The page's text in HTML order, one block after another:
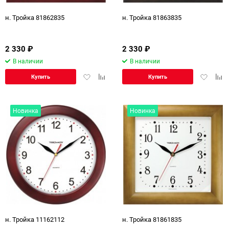
н. Тройка 81862835
2 330 ₽
В наличии
ДобавитьДобавить
Купить
н. Тройка 81863835
2 330 ₽
В наличии
Купить
Новинка
н. Тройка 11162112
Новинка
н. Тройка 81861835